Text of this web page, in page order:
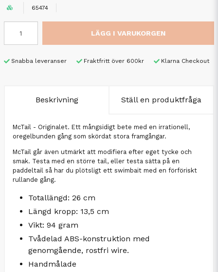
65474
LÄGG I VARUKORGEN
Snabba leveranser Fraktfritt över 600kr Klarna Checkout
Beskrivning Ställ en produktfråga
McTail - Originalet. Ett mångsidigt bete med en irrationell,
oregelbunden gång som skördat stora framgångar.
McTail går även utmärkt att modifiera efter eget tycke och
smak. Testa med en större tail, eller testa sätta på en
paddeltail så har du plötsligt ett swimbait med en förföriskt
rullande gång.
Totallängd: 26 cm
Längd kropp: 13,5 cm
Vikt: 94 gram
Tvådelad ABS-konstruktion med
genomgående, rostfri wire.
Handmålade